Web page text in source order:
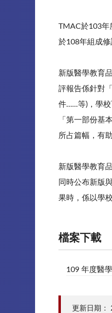
TMAC於103年
於108年組成修
新版醫學教育
評報告係針對
件…...等)，學
「第一部份基
所占篇幅，有
新版醫學教育
同時公布新版
果時，係以學
檔案下載
109 年度醫
更新日期：